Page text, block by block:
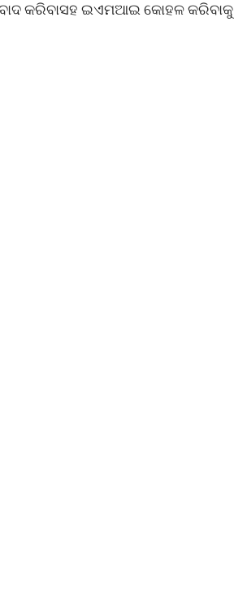
କରିବାସହ ଇଏମଆଇ କୋହଳ କରିବାକୁ